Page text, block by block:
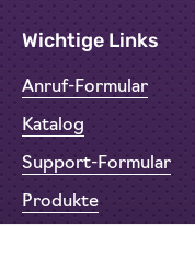
Wichtige Links
Anruf-Formular
Katalog
Support-Formular
Produkte